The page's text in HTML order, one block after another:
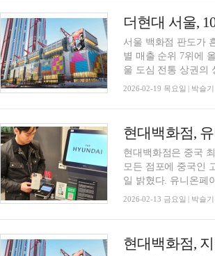
더현대 서울,
서울 백화점 판도가
별 매출 순위 7위에
울 도심 전통 상권의
2026-02-19 목요일 | 박슬
현대백화점,
현대백화점은 중국
모든 점포에 중국인
일 밝혔다. 유니온페
2026-02-13 금요일 | 박슬
현대백화점,